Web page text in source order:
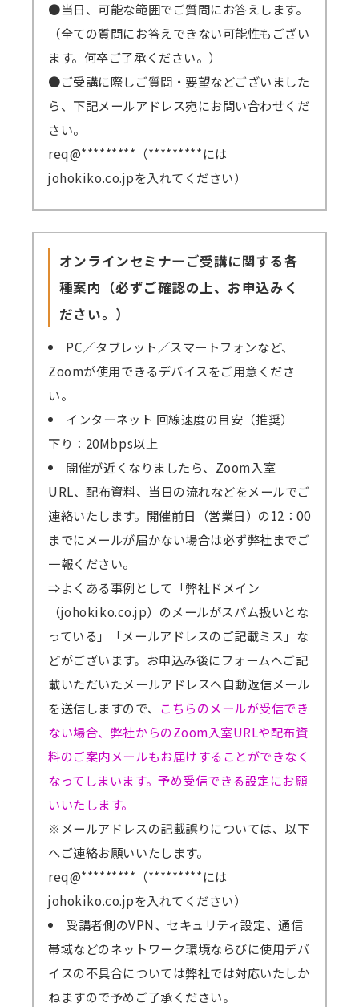
●当日、可能な範囲でご質問にお答えします。
（全ての質問にお答えできない可能性もござい
ます。何卒ご了承ください。）
●ご受講に際しご質問・要望などございました
ら、下記メールアドレス宛にお問い合わせくだ
さい。
req@*********（*********には
johokiko.co.jpを入れてください）
オンラインセミナーご受講に関する各
種案内（必ずご確認の上、お申込みく
ださい。）
PC／タブレット／スマートフォンなど、
Zoomが使用できるデバイスをご用意くださ
い。
インターネット 回線速度の目安（推奨）
下り：20Mbps以上
開催が近くなりましたら、Zoom入室
URL、配布資料、当日の流れなどをメールでご
連絡いたします。開催前日（営業日）の12：00
までにメールが届かない場合は必ず弊社までご
一報ください。
⇒よくある事例として「弊社ドメイン
（johokiko.co.jp）のメールがスパム扱いとな
っている」「メールアドレスのご記載ミス」な
どがございます。お申込み後にフォームへご記
載いただいたメールアドレスへ自動返信メール
を送信しますので、 こちらのメールが受信でき
ない場合、弊社からのZoom入室URLや配布資
料のご案内メールもお届けすることができなく
なってしまいます。予め受信できる設定にお願
いいたします。
※メールアドレスの記載誤りについては、以下
へご連絡お願いいたします。
req@*********（*********には
johokiko.co.jpを入れてください）
受講者側のVPN、セキュリティ設定、通信
帯域などのネットワーク環境ならびに使用デバ
イスの不具合については弊社では対応いたしか
ねますので予めご了承ください。